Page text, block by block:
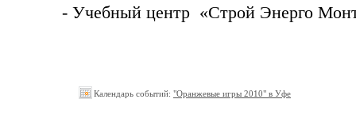
- Учебный центр «Строй Энерго
Календарь событий: "Оранжевые игры 2010" в Уфе